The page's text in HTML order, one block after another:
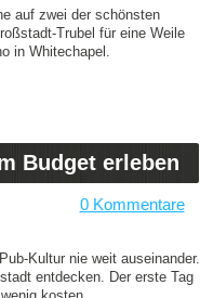
auf zwei der schönsten
Trubel für eine Weile
in Whitechapel.
Budget erleben
0 Kommentare
Kultur nie weit auseinander.
entdecken. Der erste Tag